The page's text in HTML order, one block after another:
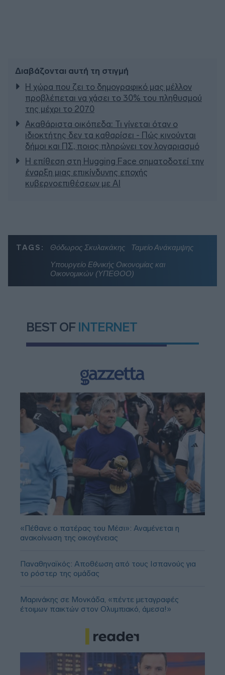
Διαβάζονται αυτή τη στιγμή
Η χώρα που ζει το δημογραφικό μας μέλλον
προβλέπεται να χάσει το 30% του πληθυσμού
της μέχρι το 2070
Ακαθάριστα οικόπεδα: Τι γίνεται όταν ο
ιδιοκτήτης δεν τα καθαρίσει - Πώς κινούνται
δήμοι και ΠΣ, ποιος πληρώνει τον λογαριασμό
Η επίθεση στη Hugging Face σηματοδοτεί την
έναρξη μιας επικίνδυνης εποχής
κυβερνοεπιθέσεων με AI
TAGS: Θόδωρος Σκυλακάκης
Ταμείο Ανάκαμψης
Υπουργείο Εθνικής Οικονομίας και
Οικονομικών (ΥΠΕΘΟΟ)
BEST OF INTERNET
«Πέθανε ο πατέρας του Μέσι»: Αναμένεται η
ανακοίνωση της οικογένειας
Παναθηναϊκός: Αποθέωση από τους Ισπανούς για
το ρόστερ της ομάδας
Μαρινάκης σε Μονκάδα, «πέντε μεταγραφές
έτοιμων παικτών στον Ολυμπιακό, άμεσα!»